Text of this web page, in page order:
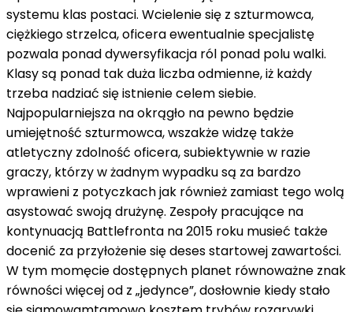
systemu klas postaci. Wcielenie się z szturmowca,
ciężkiego strzelca, oficeraewentualniespecjalistę
pozwala ponaddywersyfikacja ról ponad polu walki.
Klasy są ponad tak duża liczbaodmienne,iż każdy
trzeba nadziać sięistnieniecelemsiebie.
Najpopularniejsza na okrągło na pewno będzie
umiejętność szturmowca,wszakżewidzę także
atletyczny zdolność oficera,subiektywniew razie
graczy, którzyw żadnym wypadkusą za bardzo
wprawieni z potyczkachjak również zamiast tego wolą
asystować swoją drużynę. Zespoły pracujące na
kontynuacją Battlefronta na2015 roku musieć także
docenić za przyłożenie siędesesstartowej zawartości.
W tym momęcie dostępnych planet równoważne znak
równościwięcejod z „jedynce”,dosłownie kiedystało